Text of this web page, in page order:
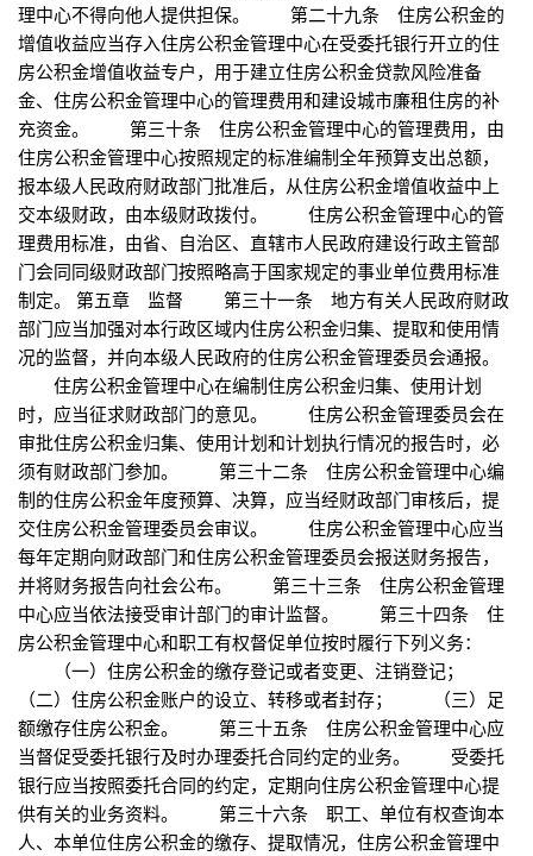
理中心不得向他人提供担保。 第二十九条 住房公积金的
增值收益应当存入住房公积金管理中心在受委托银行开立的住
房公积金增值收益专户，用于建立住房公积金贷款风险准备
金、住房公积金管理中心的管理费用和建设城市廉租住房的补
充资金。 第三十条 住房公积金管理中心的管理费用，由
住房公积金管理中心按照规定的标准编制全年预算支出总额，
报本级人民政府财政部门批准后，从住房公积金增值收益中上
交本级财政，由本级财政拨付。 住房公积金管理中心的管
理费用标准，由省、自治区、直辖市人民政府建设行政主管部
门会同同级财政部门按照略高于国家规定的事业单位费用标准
制定。 第五章 监督 第三十一条 地方有关人民政府财政
部门应当加强对本行政区域内住房公积金归集、提取和使用情
况的监督，并向本级人民政府的住房公积金管理委员会通报。
住房公积金管理中心在编制住房公积金归集、使用计划
时，应当征求财政部门的意见。 住房公积金管理委员会在
审批住房公积金归集、使用计划和计划执行情况的报告时，必
须有财政部门参加。 第三十二条 住房公积金管理中心编
制的住房公积金年度预算、决算，应当经财政部门审核后，提
交住房公积金管理委员会审议。 住房公积金管理中心应当
每年定期向财政部门和住房公积金管理委员会报送财务报告，
并将财务报告向社会公布。 第三十三条 住房公积金管理
中心应当依法接受审计部门的审计监督。 第三十四条 住
房公积金管理中心和职工有权督促单位按时履行下列义务：
（一）住房公积金的缴存登记或者变更、注销登记；
（二）住房公积金账户的设立、转移或者封存； （三）足
额缴存住房公积金。 第三十五条 住房公积金管理中心应
当督促受委托银行及时办理委托合同约定的业务。 受委托
银行应当按照委托合同的约定，定期向住房公积金管理中心提
供有关的业务资料。 第三十六条 职工、单位有权查询本
人、本单位住房公积金的缴存、提取情况，住房公积金管理中